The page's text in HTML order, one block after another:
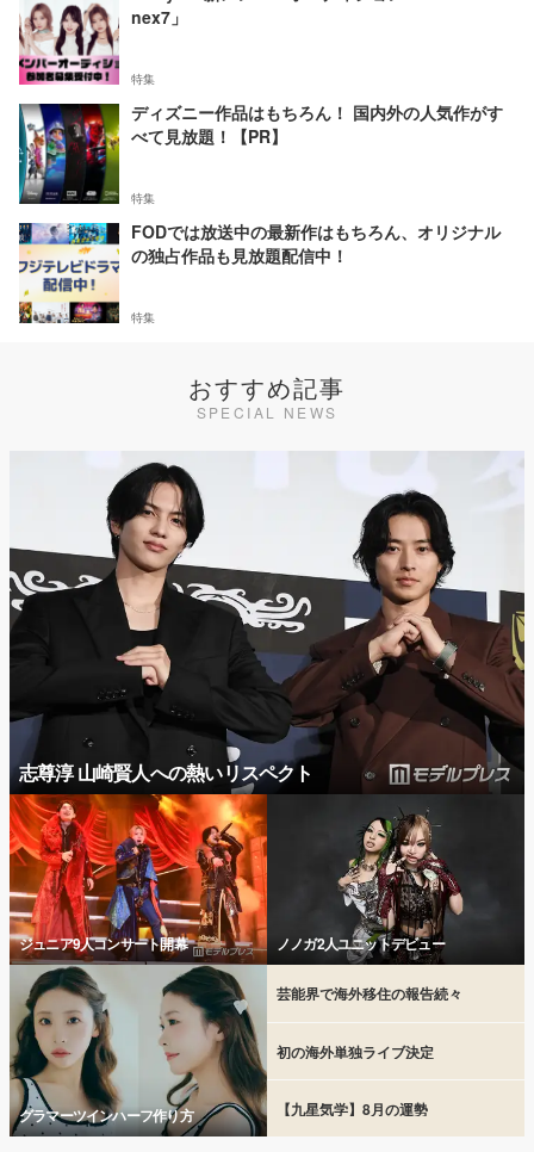
nex7」
特集
ディズニー作品はもちろん！ 国内外の人気作がす
べて見放題！【PR】
特集
FODでは放送中の最新作はもちろん、オリジナル
の独占作品も見放題配信中！
特集
おすすめ記事
SPECIAL NEWS
志尊淳 山崎賢人への熱いリスペクト
ジュニア9人コンサート開幕 ノノガ2人ユニットデビュー
グラマーツインハーフ作り方
芸能界で海外移住の報告続々
初の海外単独ライブ決定
【九星気学】8月の運勢